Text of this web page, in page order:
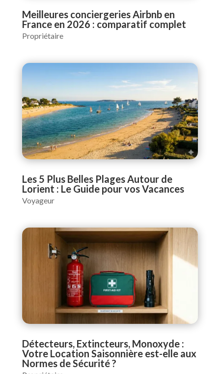
Meilleures conciergeries Airbnb en
France en 2026 : comparatif complet
Propriétaire
Les 5 Plus Belles Plages Autour de
Lorient : Le Guide pour vos Vacances
Voyageur
Détecteurs, Extincteurs, Monoxyde :
Votre Location Saisonnière est-elle aux
Normes de Sécurité ?